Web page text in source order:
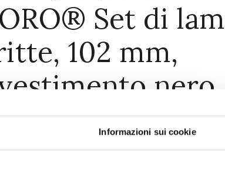
Informazioni sui cookie
Set di
102 mm,
nero,
3116-101
programma di accessori con lame retrattili